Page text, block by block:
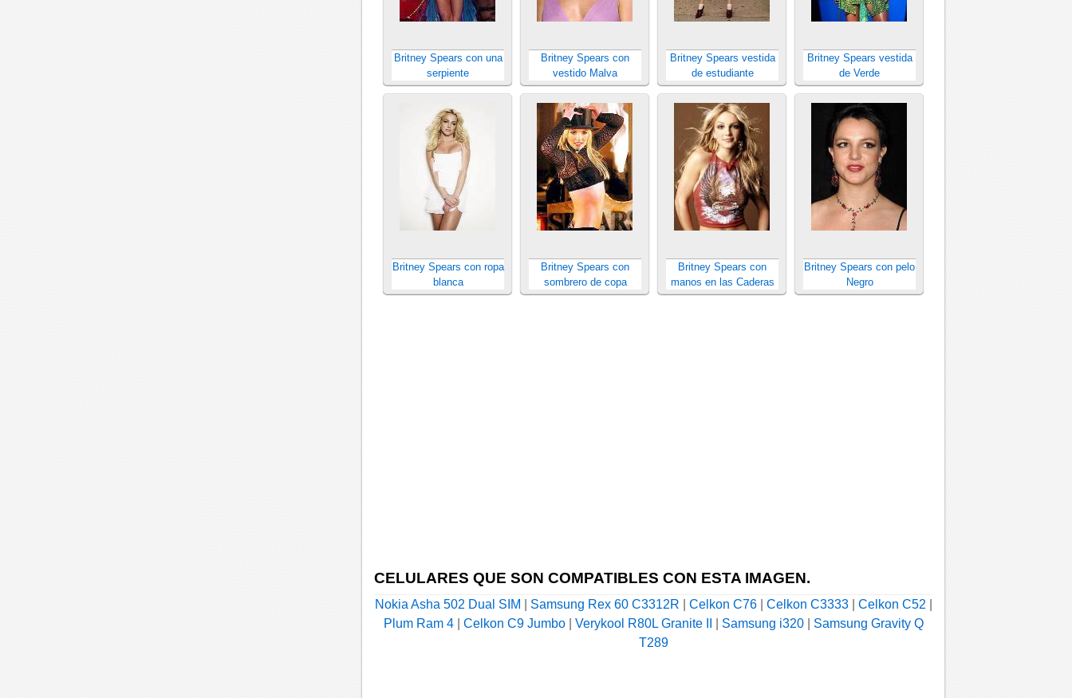
Britney Spears con una
serpiente
Britney Spears con
vestido Malva
Britney Spears vestida
de estudiante
Britney Spears vestida
de Verde
Britney Spears con ropa
blanca
Britney Spears con
sombrero de copa
Britney Spears con
manos en las Caderas
Britney Spears con pelo
Negro
CELULARES QUE SON COMPATIBLES CON ESTA IMAGEN.
Nokia Asha 502 Dual SIM Samsung Rex 60 C3312R Celkon C76| Celkon C3333| Celkon C52
Plum Ram 4| Celkon C9 Jumbo| Verykool R80L Granite II Samsung i320| Samsung Gravity Q
T289